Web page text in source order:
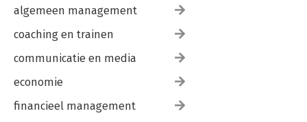
algemeen management
coaching en trainen
communicatie en media
economie
financieel management